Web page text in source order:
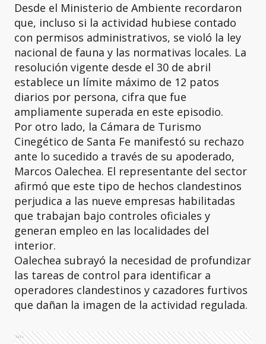
Desde el Ministerio de Ambiente recordaron
que, incluso si la actividad hubiese contado
con permisos administrativos, se violó la ley
nacional de fauna y las normativas locales. La
resolución vigente desde el 30 de abril
establece un límite máximo de 12 patos
diarios por persona, cifra que fue
ampliamente superada en este episodio.
Por otro lado, la Cámara de Turismo
Cinegético de Santa Fe manifestó su rechazo
ante lo sucedido a través de su apoderado,
Marcos Oalechea. El representante del sector
afirmó que este tipo de hechos clandestinos
perjudica a las nueve empresas habilitadas
que trabajan bajo controles oficiales y
generan empleo en las localidades del
interior.
Oalechea subrayó la necesidad de profundizar
las tareas de control para identificar a
operadores clandestinos y cazadores furtivos
que dañan la imagen de la actividad regulada.
Ads